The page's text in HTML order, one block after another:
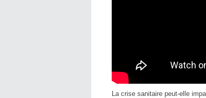
La crise sanitaire peut-elle